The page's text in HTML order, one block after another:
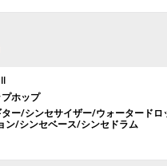
プホップ
ー/シンセサイザー/ウォータード
ン/シンセベース/シンセドラム